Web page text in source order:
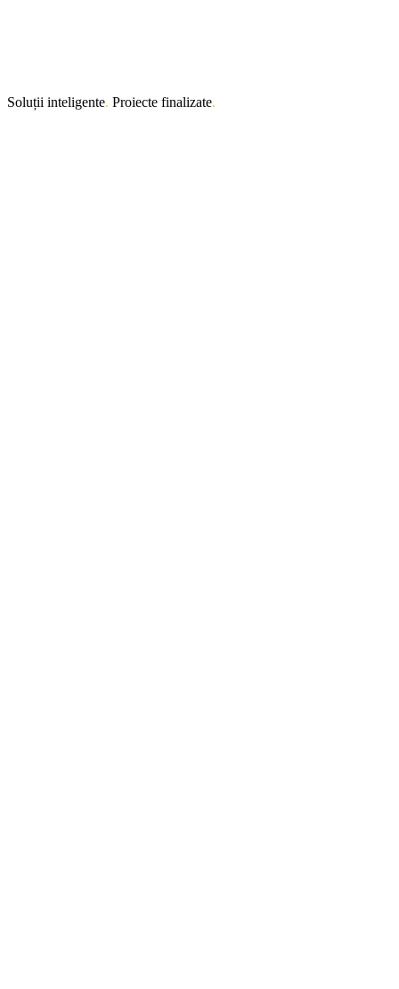
Soluții inteligente. Proiecte finalizate.